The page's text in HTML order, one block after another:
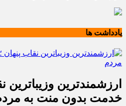
یادداشت ها
ارزشمندترین وزیباترین
خدمت بدون منت به